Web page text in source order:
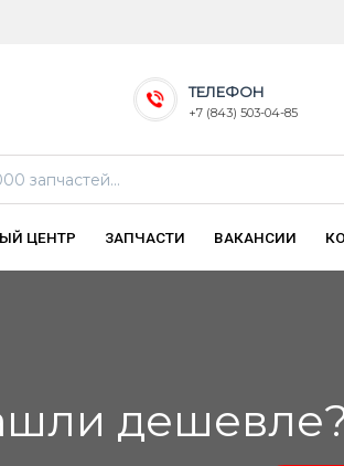
ТЕЛЕФОН
+7 (843) 503-04-85
ЦЕНТР ЗАПЧАСТИ ВАКАНСИИ
дешевле?